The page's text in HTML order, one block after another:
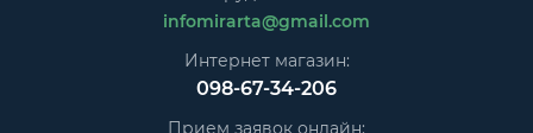
infomirarta@gmail.com
Интернет магазин:
098-67-34-206
Прием заявок онлайн: